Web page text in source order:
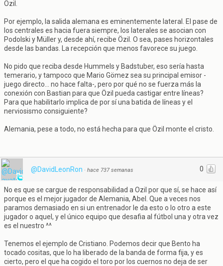
Özil.
Por ejemplo, la salida alemana es eminentemente lateral. El pase de
los centrales es hacia fuera siempre, los laterales se asocian con
Podolski y Müller y, desde ahí, recibe Özil. O sea, pases horizontales
desde las bandas. La recepción que menos favorece su juego.
No pido que reciba desde Hummels y Badstuber, eso sería hasta
temerario, y tampoco que Mario Gömez sea su principal emisor -
juego directo... no hace falta-, pero por qué no se fuerza más la
conexión con Bastian para que Özil pueda castigar entre líneas?
Para que habilitarlo implica de por sí una batida de líneas y el
nerviosismo consiguiente?
Alemania, pese a todo, no está hecha para que Özil monte el cristo.
0
@DavidLeonRon · hace 737 semanas
No es que se cargue de responsabilidad a Ozil por que sí, se hace así
porque es el mejor jugador de Alemania, Abel. Que a veces nos
paramos demasiado en si un entrenador le da esto o lo otro a este
jugador o aquel, y el único equipo que desafia al fútbol una y otra vez
es el nuestro ^^
Tenemos el ejemplo de Cristiano. Podemos decir que Bento ha
tocado cositas, que lo ha liberado de la banda de forma fija, y es
cierto, pero el que ha cogido el toro por los cuernos no deja de ser